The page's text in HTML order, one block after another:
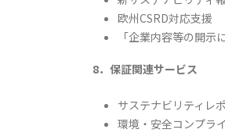
欧州CSRD対応支援
「企業内容等の開
8．保証関連サービス
サステナビリティレ
環境・安全コンプラ